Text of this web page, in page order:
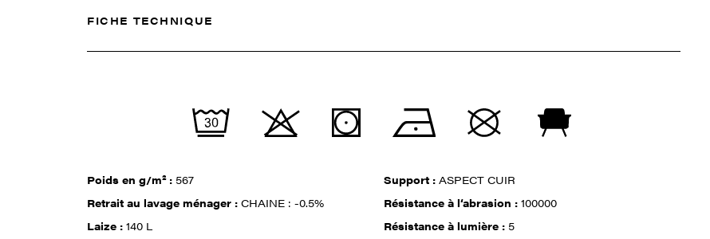
FICHE TECHNIQUE
Poids en g/m² : 567 Support :ASPECT CUIR
Retrait au lavage ménager :CHAINE : -0.5% Résistance à l‘abrasion :100000
Laize :140 L Résistance à lumière : 5